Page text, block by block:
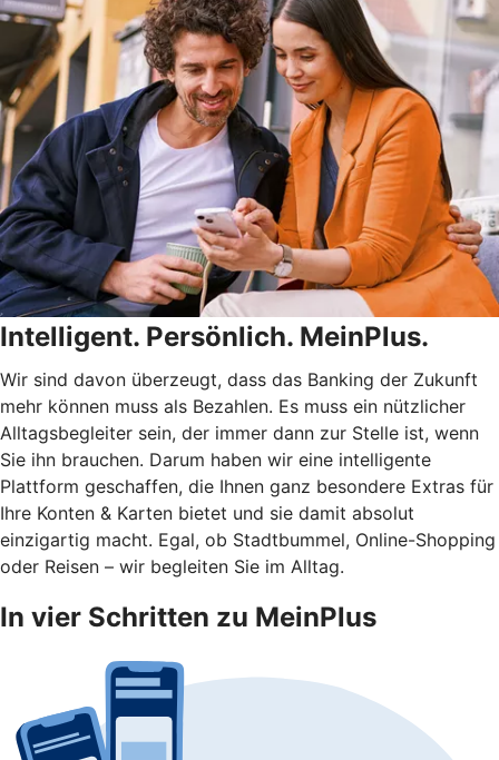
Intelligent. Persönlich. MeinPlus.
Wir sind davon überzeugt, dass das Banking der Zukunft
mehr können muss als Bezahlen. Es muss ein nützlicher
Alltagsbegleiter sein, der immer dann zur Stelle ist, wenn
Sie ihn brauchen. Darum haben wir eine intelligente
Plattform geschaffen, die Ihnen ganz besondere Extras für
Ihre Konten & Karten bietet und sie damit absolut
einzigartig macht. Egal, ob Stadtbummel, Online-Shopping
oder Reisen – wir begleiten Sie im Alltag.
In vier Schritten zu MeinPlus